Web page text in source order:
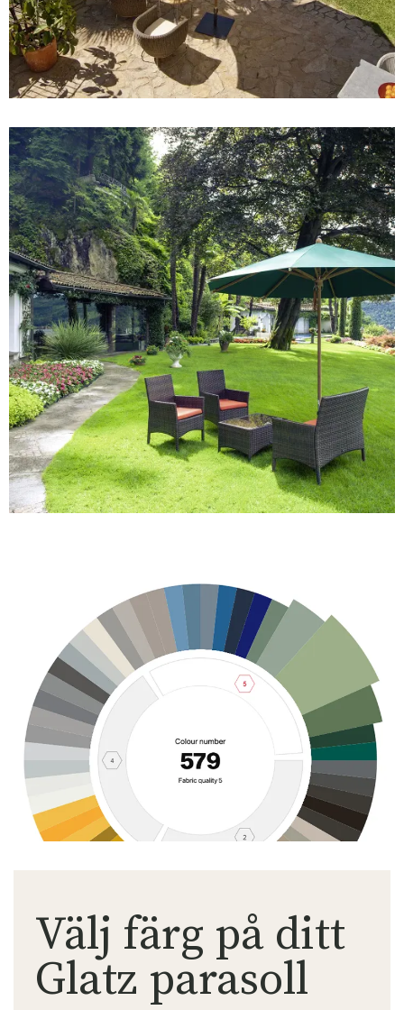
Välj färg på ditt
Glatz parasoll